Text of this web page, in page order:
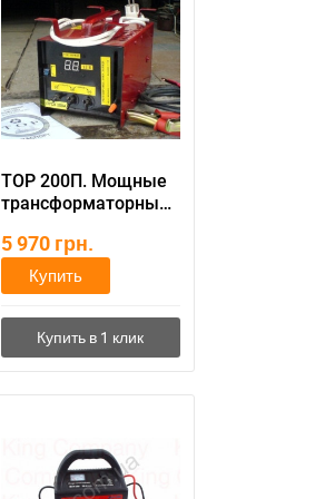
ТОР 200П. Мощные
трансформаторные
5 970 грн.
Купить